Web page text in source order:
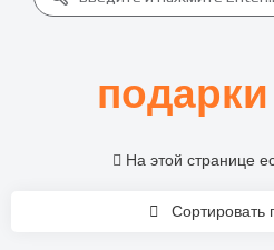
Сортировать
На этой странице